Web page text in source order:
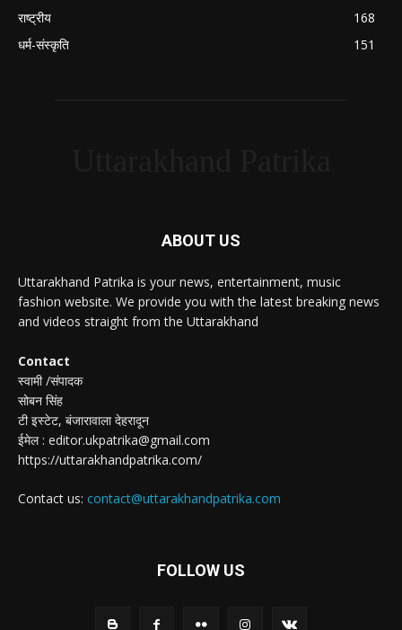
राष्ट्रीय
168
धर्म-संस्कृति
151
ABOUT US
Uttarakhand Patrika is your news, entertainment, music
fashion website. We provide you with the latest breaking news
and videos straight from the Uttarakhand
Contact
स्वामी /संपादक
सोबन सिंह
टी इस्टेट, बंजारावाला देहरादून
ईमेल : editor.ukpatrika@gmail.com
https://uttarakhandpatrika.com/
Contact us: contact@uttarakhandpatrika.com
FOLLOW US